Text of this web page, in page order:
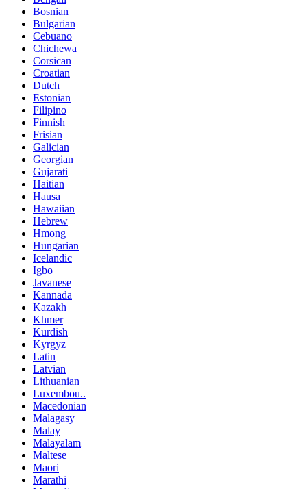
Bosnian
Bulgarian
Cebuano
Chichewa
Corsican
Croatian
Dutch
Estonian
Filipino
Finnish
Frisian
Galician
Georgian
Gujarati
Haitian
Hausa
Hawaiian
Hebrew
Hmong
Hungarian
Icelandic
Igbo
Javanese
Kannada
Kazakh
Khmer
Kurdish
Kyrgyz
Latin
Latvian
Lithuanian
Luxembou..
Macedonian
Malagasy
Malay
Malayalam
Maltese
Maori
Marathi